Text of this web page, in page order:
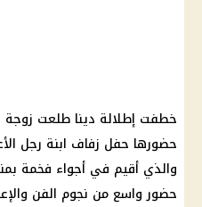
خطفت إطلالة دينا طلعت زوجة
حضورها حفل زفاف ابنة رجل
والذي أقيم في أجواء فخمة
حضور واسع من نجوم الفن